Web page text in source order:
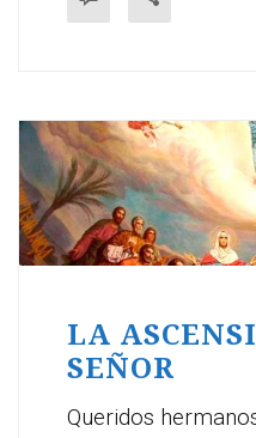
LA
SEÑOR
Queridos